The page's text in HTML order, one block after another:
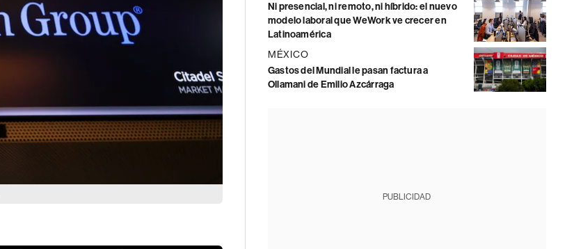
Ni presencial, ni remoto, ni híbrido: el nuevo
modelo laboral que WeWork ve crecer en
Latinoamérica
MÉXICO
Gastos del Mundial le pasan factura a
Ollamani de Emilio Azcárraga
PUBLICIDAD